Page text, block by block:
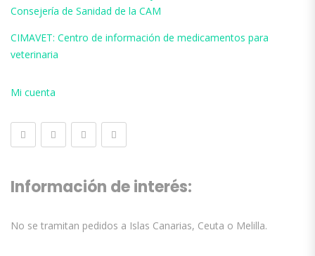
Consejería de Sanidad de la CAM
CIMAVET: Centro de información de medicamentos para
veterinaria
Mi cuenta
Información de interés:
No se tramitan pedidos a Islas Canarias, Ceuta o Melilla.